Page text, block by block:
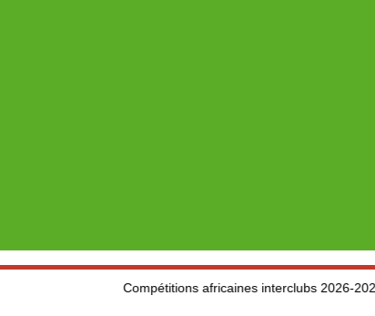
Compétitions africaines interclubs 2026-2027 : Les